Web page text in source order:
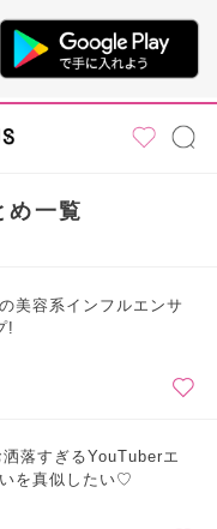
め一覧
美容系インフルエンサ
!
洒落すぎるYouTuberエ
を真似したい♡